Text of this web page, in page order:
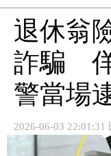
退休翁
詐騙
警當場
2026-06-03 22:01:31